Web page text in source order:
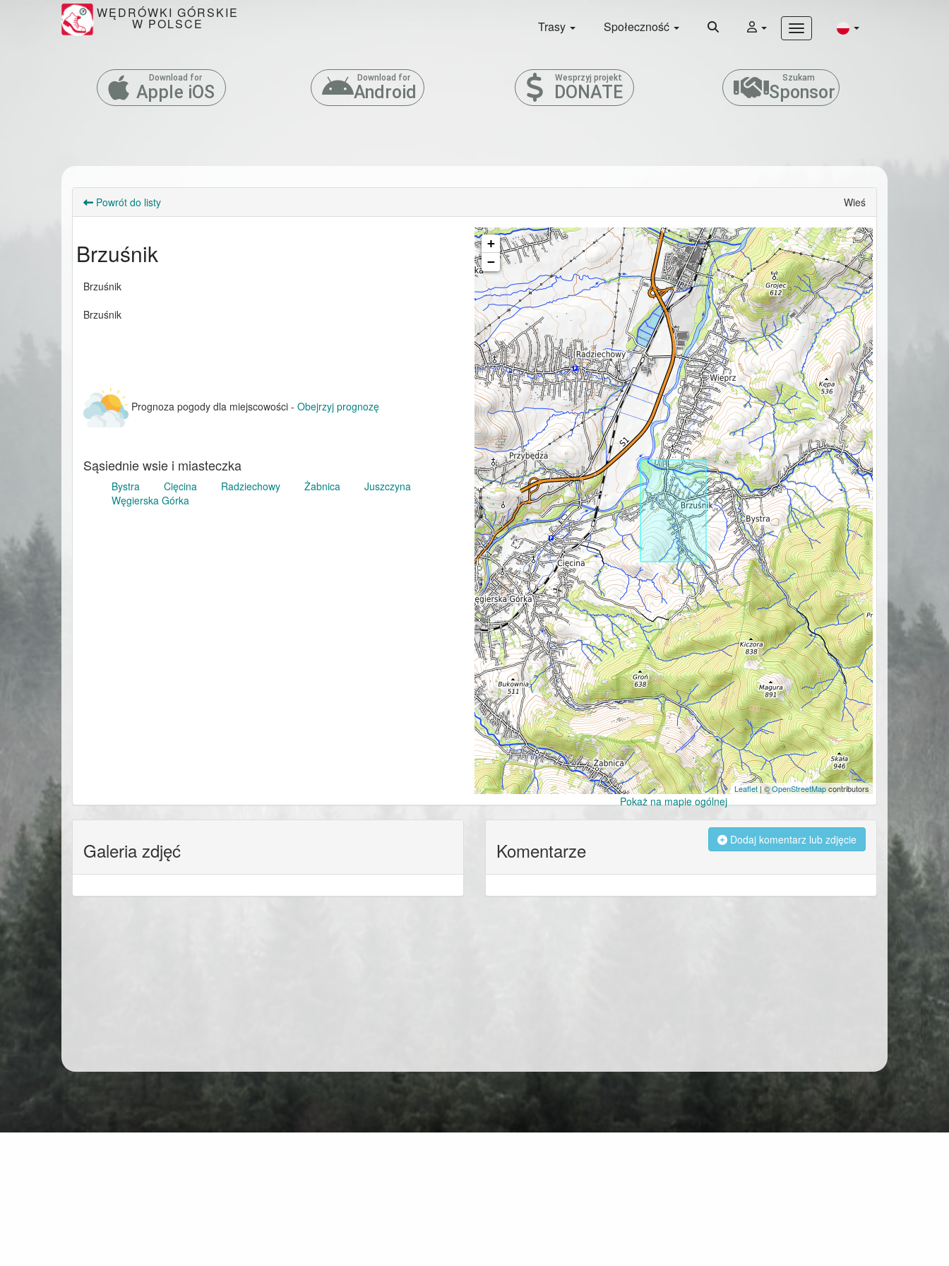
WĘDRÓWKI GÓRSKIE
W POLSCE Trasy Społeczność
Download for
Apple iOS
Download for
Android
Wesprzyj projekt
DONATE
Szukam
Sponsor
Powrót do listy Wieś
Brzuśnik
Brzuśnik
Brzuśnik
Prognoza pogody dla miejscowości - Obejrzyj prognozę
Sąsiednie wsie i miasteczka
Bystra Cięcina Radziechowy Żabnica
Juszczyna
Węgierska Górka
+
−
Leaflet| ©OpenStreetMapcontributors
Pokaż na mapie ogólnej
Galeria zdjęć Komentarze Dodaj komentarz lub zdjęcie